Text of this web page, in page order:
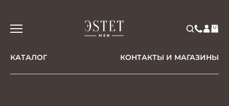
КАТАЛОГ КОНТАКТЫ И МАГАЗИНЫ